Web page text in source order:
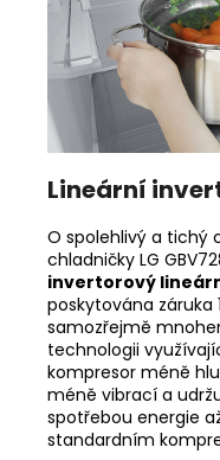
Lineární
O spolehlivý a tichý
chladničky LG
invertorový
poskytována záruka
samozřejmě
technologii
kompresor méně
méně vibrací a
spotřebou energie
standardním